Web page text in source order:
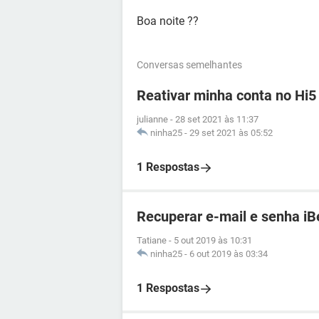
Boa noite ??
Conversas semelhantes
Reativar minha conta no Hi5
julianne - 28 set 2021 às 11:37
ninha25 - 29 set 2021 às 05:52
1 Respostas
Recuperar e-mail e senha
Tatiane - 5 out 2019 às 10:31
ninha25 - 6 out 2019 às 03:34
1 Respostas